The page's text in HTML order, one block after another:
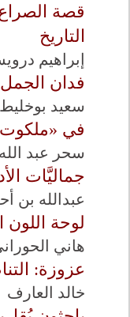
قصة
التاريخ
إبراهيم
فدان
سعيد بوخليط
في «ملكوت
سحر عبد الله
جماليَّات
عبدالله بن
لوحة اللون
هاني
عزوزة:
خالد العارف